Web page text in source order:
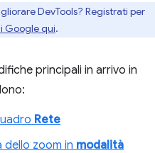
DevTools? Registrati per
Google qui.
principali in arrivo in
Rete
dello zoom in modalità